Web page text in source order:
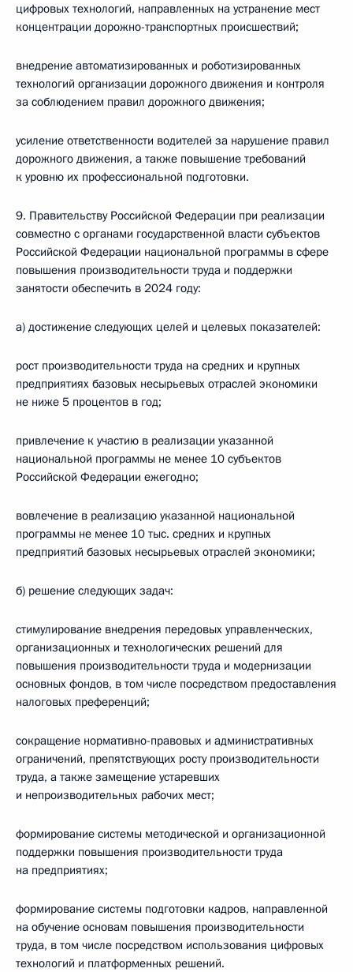
цифровых технологий, направленных на устранение мест
концентрации дорожно-транспортных происшествий;
внедрение автоматизированных и роботизированных
технологий организации дорожного движения и контроля
за соблюдением правил дорожного движения;
усиление ответственности водителей за нарушение правил
дорожного движения, а также повышение требований
к уровню их профессиональной подготовки.
9. Правительству Российской Федерации при реализации
совместно с органами государственной власти субъектов
Российской Федерации национальной программы в сфере
повышения производительности труда и поддержки
занятости обеспечить в 2024 году:
а) достижение следующих целей и целевых показателей:
рост производительности труда на средних и крупных
предприятиях базовых несырьевых отраслей экономики
не ниже 5 процентов в год;
привлечение к участию в реализации указанной
национальной программы не менее 10 субъектов
Российской Федерации ежегодно;
вовлечение в реализацию указанной национальной
программы не менее 10 тыс. средних и крупных
предприятий базовых несырьевых отраслей экономики;
б) решение следующих задач:
стимулирование внедрения передовых управленческих,
организационных и технологических решений для
повышения производительности труда и модернизации
основных фондов, в том числе посредством предоставления
налоговых преференций;
сокращение нормативно-правовых и административных
ограничений, препятствующих росту производительности
труда, а также замещение устаревших
и непроизводительных рабочих мест;
формирование системы методической и организационной
поддержки повышения производительности труда
на предприятиях;
формирование системы подготовки кадров, направленной
на обучение основам повышения производительности
труда, в том числе посредством использования цифровых
технологий и платформенных решений.